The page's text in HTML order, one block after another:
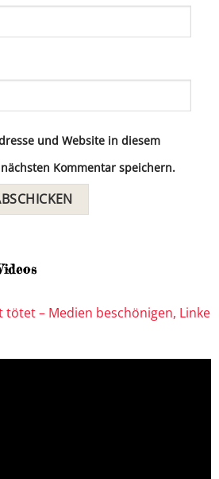
und Website in diesem
Kommentar speichern.
tötet – Medien beschönigen, Linke